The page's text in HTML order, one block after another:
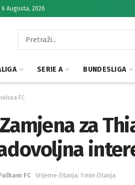
Augusta, 2026
SERIE A BUNDESLIGA
FC
za
FC Vrijeme čitanja: 1 min čitanja